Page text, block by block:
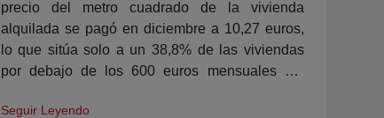
precio del metro cuadrado de la vivienda
alquilada se pagó en diciembre a 10,27 euros,
lo que sitúa solo a un 38,8% de las viviendas
por debajo de los 600 euros mensuales del
Seguir Leyendo